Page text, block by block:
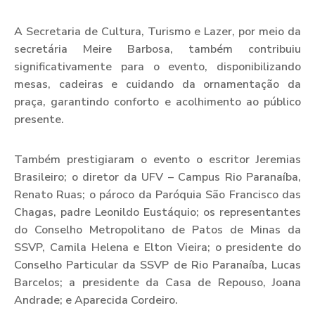
A Secretaria de Cultura, Turismo e Lazer, por meio da
secretária Meire Barbosa, também contribuiu
significativamente para o evento, disponibilizando
mesas, cadeiras e cuidando da ornamentação da
praça, garantindo conforto e acolhimento ao público
presente.
Também prestigiaram o evento o escritor Jeremias
Brasileiro; o diretor da UFV – Campus Rio Paranaíba,
Renato Ruas; o pároco da Paróquia São Francisco das
Chagas, padre Leonildo Eustáquio; os representantes
do Conselho Metropolitano de Patos de Minas da
SSVP, Camila Helena e Elton Vieira; o presidente do
Conselho Particular da SSVP de Rio Paranaíba, Lucas
Barcelos; a presidente da Casa de Repouso, Joana
Andrade; e Aparecida Cordeiro.